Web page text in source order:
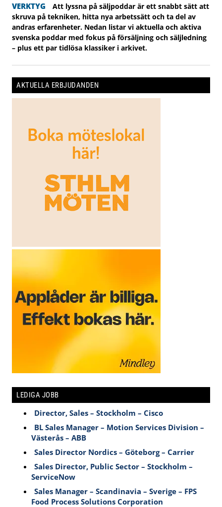
VERKTYG
Att lyssna på säljpoddar är ett snabbt sätt att
skruva på tekniken, hitta nya arbetssätt och ta del av
andras erfarenheter. Nedan listar vi aktuella och aktiva
svenska poddar med fokus på försäljning och säljledning
– plus ett par tidlösa klassiker i arkivet.
AKTUELLA ERBJUDANDEN
LEDIGA JOBB
Director, Sales – Stockholm – Cisco
BL Sales Manager – Motion Services Division –
Västerås – ABB
Sales Director Nordics – Göteborg – Carrier
Sales Director, Public Sector – Stockholm –
ServiceNow
Sales Manager – Scandinavia – Sverige – FPS
Food Process Solutions Corporation